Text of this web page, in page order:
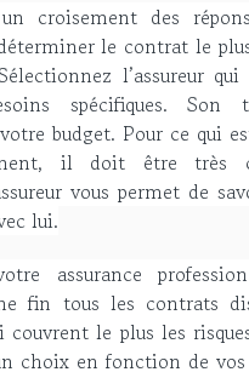
croisement des
le contrat le
l’assureur
spécifiques. Son
budget. Pour ce qui
il doit être très
vous permet de
lui.
assurance
fin tous les contrats
couvrent le plus les
choix en fonction de vos